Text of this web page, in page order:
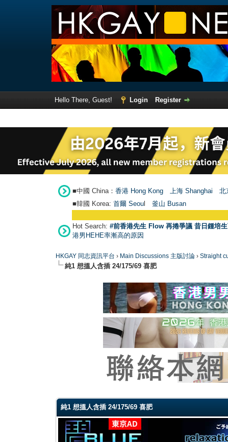
Hello There, Guest! Login
Register
■中國 China： 香港 Hong Kong 上海 Shanghai 北
■韓國 Korea: 首爾 Seou 釜山 Busan
Hot Search: #前香港先生 Flow 再捲爭議 昔日鍾培
港男HEHE率漸高的原因
HKGAY 同志資訊平台 › Main Discussions 主版討論 ›Straight
純1 想搵人含插 24/175/69 喜肥
純1 想搵人含插 24/175/69 喜肥